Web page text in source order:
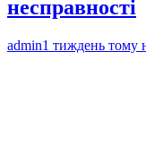
несправності
admin1 тиждень тому